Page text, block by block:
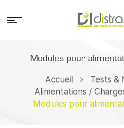
Modules pour
Accueil
Tests &
Alimentations /
Modules pour